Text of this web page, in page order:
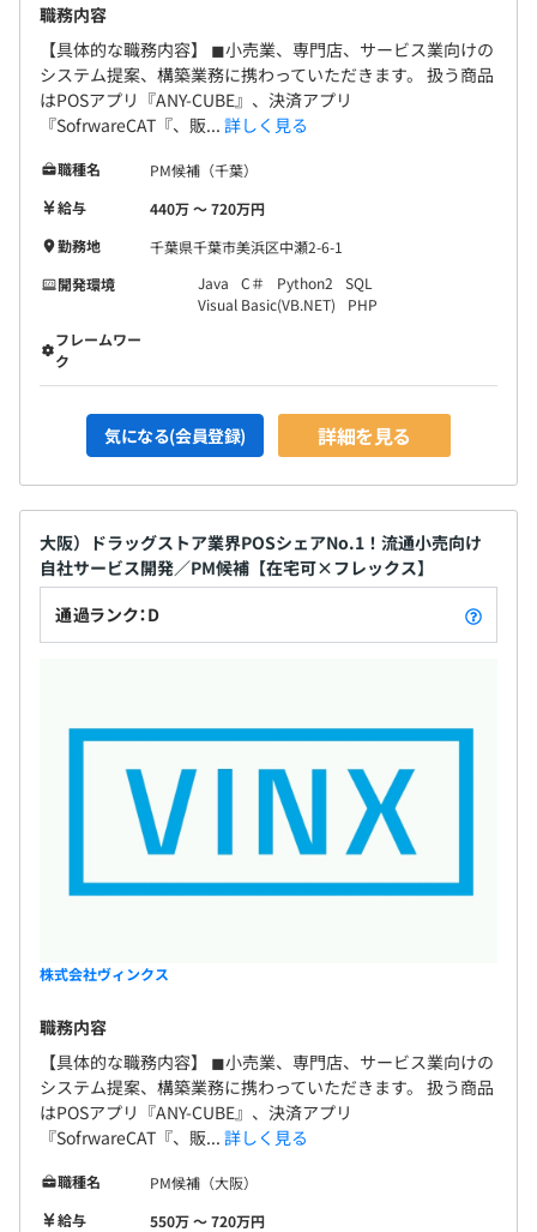
職務内容
【具体的な職務内容】 ◼︎小売業、専門店、サービス業向けの
システム提案、構築業務に携わっていただきます。 扱う商品
はPOSアプリ『ANY-CUBE』、決済アプリ
『SofrwareCAT『、販... 詳しく見る
職種名
PM候補（千葉）
給与
440万 〜 720万円
勤務地
千葉県千葉市美浜区中瀬2-6-1
開発環境
Java C＃ Python2
SQL
Visual Basic(VB.NET)
PHP
フレームワー
ク
気になる(会員登録) 詳細を見る
大阪）ドラッグストア業界POSシェアNo.1！流通小売向け
自社サービス開発／PM候補【在宅可×フレックス】
通過ランク：D
株式会社ヴィンクス
職務内容
【具体的な職務内容】 ◼︎小売業、専門店、サービス業向けの
システム提案、構築業務に携わっていただきます。 扱う商品
はPOSアプリ『ANY-CUBE』、決済アプリ
『SofrwareCAT『、販... 詳しく見る
職種名
PM候補（大阪）
給与
550万 〜 720万円